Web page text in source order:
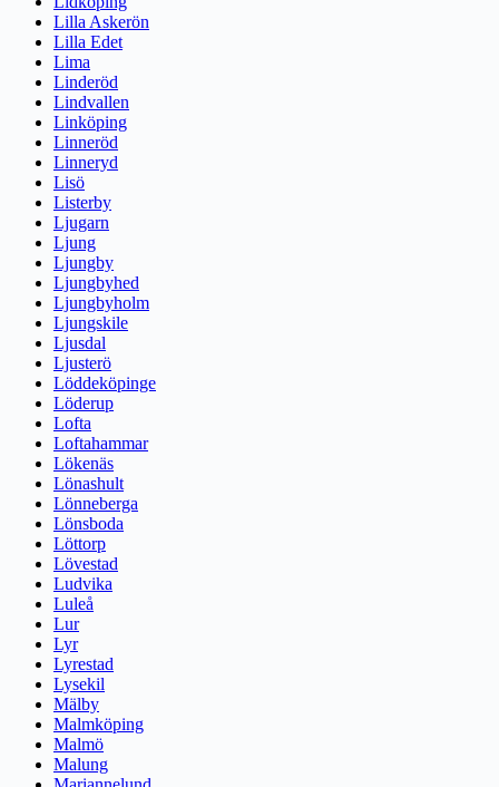
Lilla Askerön
Lilla Edet
Lima
Linderöd
Lindvallen
Linköping
Linneröd
Linneryd
Lisö
Listerby
Ljugarn
Ljung
Ljungby
Ljungbyhed
Ljungbyholm
Ljungskile
Ljusdal
Ljusterö
Löddeköpinge
Löderup
Lofta
Loftahammar
Lökenäs
Lönashult
Lönneberga
Lönsboda
Löttorp
Lövestad
Ludvika
Luleå
Lur
Lyr
Lyrestad
Lysekil
Mälby
Malmköping
Malmö
Malung